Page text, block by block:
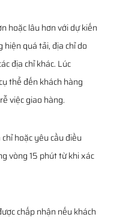
hoặc lâu hơn với dự kiến
quá tải, địa chỉ do
địa chỉ khác. Lúc
thể đến khách hàng
việc giao hàng.
hoặc yêu cầu điều
vòng 15 phút từ khi xác
chấp nhận nếu khách